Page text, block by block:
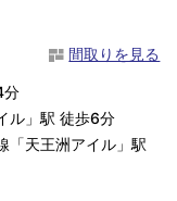
間取りを見る
分
ル」駅 徒歩6分
「天王洲アイル」駅